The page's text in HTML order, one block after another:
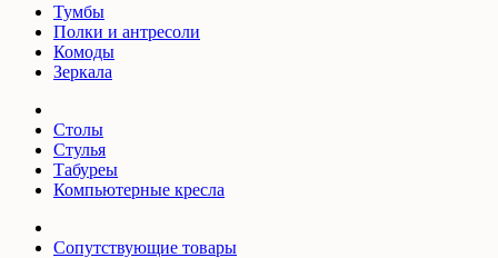
Тумбы
Полки и антресоли
Комоды
Зеркала
Столы
Стулья
Табуреы
Компьютерные кресла
Сопутствующие товары